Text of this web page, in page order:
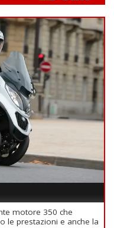
motore 350 che
le prestazioni e anche la